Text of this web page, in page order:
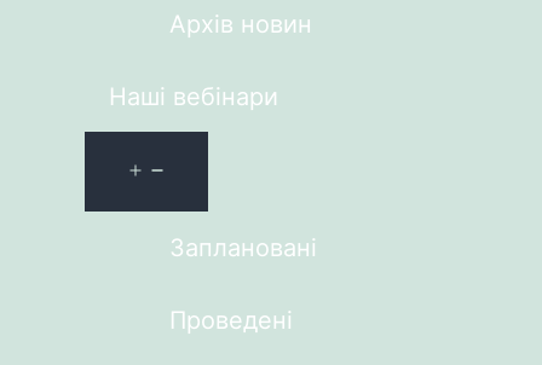
Архів новин
Наші вебінари
Заплановані
Проведені